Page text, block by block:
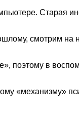
Старая
смотрим
поэтому в
«механизму»